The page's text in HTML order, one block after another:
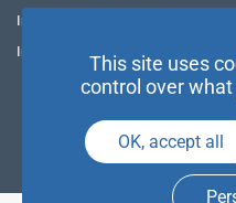
Installer Ability Browser sur
Installer Ability Browser sur Mac
This site uses
control over
OK, accept all